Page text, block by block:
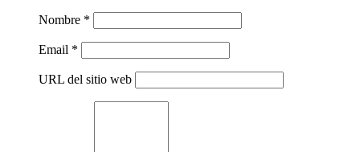
Nombre *
Email *
URL del sitio web